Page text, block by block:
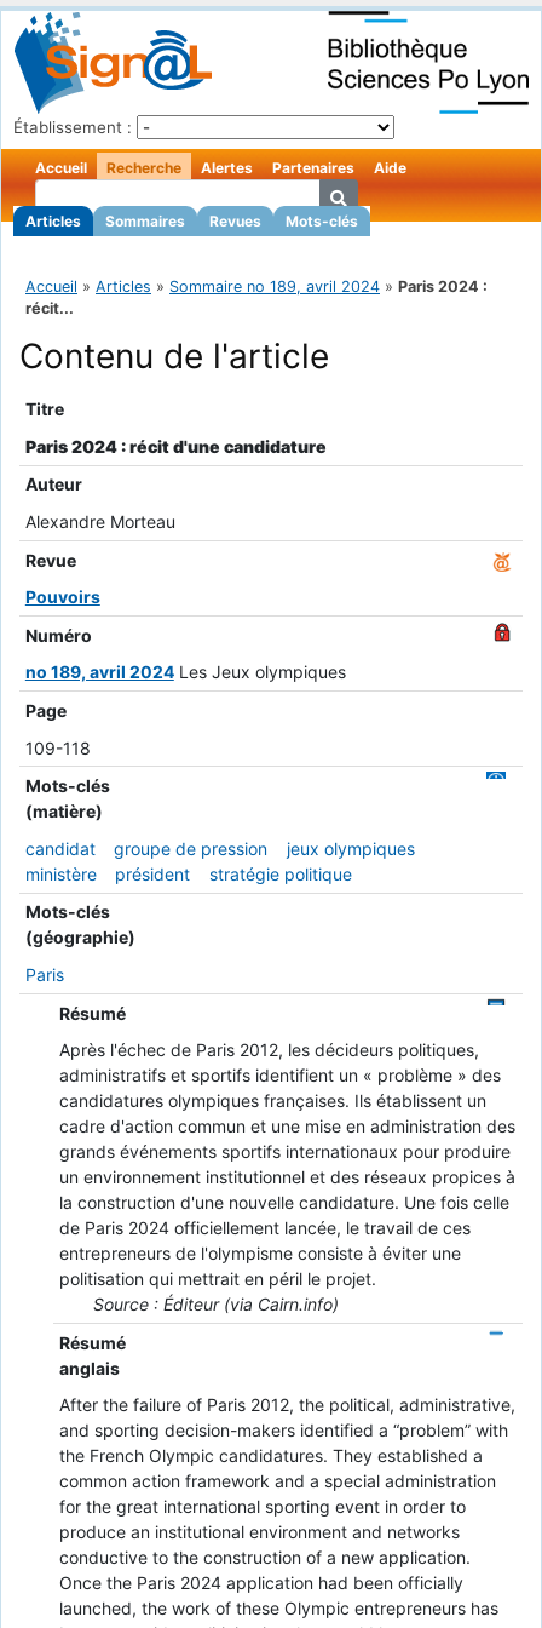
Établissement :
Accueil Recherche
Articles Sommaires Revues Mots-clés
Alertes Partenaires Aide
Accueil » Articles » Sommaire no 189, avril 2024 » Paris 2024 :
récit...
Contenu de l'article
Titre
Paris 2024 : récit d'une candidature
Auteur
Alexandre Morteau
Revue
Pouvoirs
Numéro
no 189, avril 2024 Les Jeux olympiques
Page
109-118
Mots-clés
(matière)
candidat
groupe de pression
jeux olympiques
ministère
président
stratégie politique
Mots-clés
(géographie)
Paris
Résumé
Après l'échec de Paris 2012, les décideurs politiques,
administratifs et sportifs identifient un « problème » des
candidatures olympiques françaises. Ils établissent un
cadre d'action commun et une mise en administration des
grands événements sportifs internationaux pour produire
un environnement institutionnel et des réseaux propices à
la construction d'une nouvelle candidature. Une fois celle
de Paris 2024 officiellement lancée, le travail de ces
entrepreneurs de l'olympisme consiste à éviter une
politisation qui mettrait en péril le projet.
Source : Éditeur (via Cairn.info)
Résumé
anglais
After the failure of Paris 2012, the political, administrative,
and sporting decision-makers identified a “problem” with
the French Olympic candidatures. They established a
common action framework and a special administration
for the great international sporting event in order to
produce an institutional environment and networks
conductive to the construction of a new application.
Once the Paris 2024 application had been officially
launched, the work of these Olympic entrepreneurs has